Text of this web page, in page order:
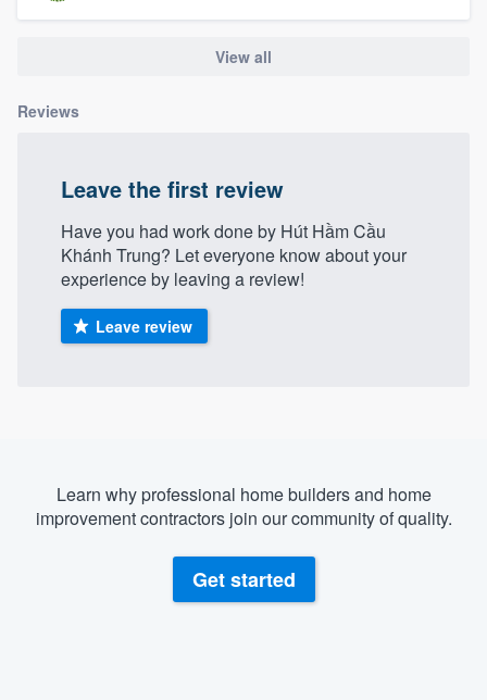
View all
Reviews
Leave the first review
Have you had work done by Hút Hầm Cầu
Khánh Trung? Let everyone know about your
experience by leaving a review!
Leave review
Learn why professional home builders and home
improvement contractors join our community of quality.
Get started
Pricing
Our flat-rate pricing gives you the ability
without having to worry about overages.